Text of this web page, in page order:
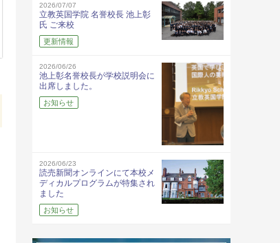
2026/07/07
立教英国学院 名誉校長 池上彰
氏 ご来校
更新情報
2026/06/26
池上彰名誉校長が学校説明会に
出席しました。
お知らせ
2026/06/23
読売新聞オンラインにて本校メ
ディカルプログラムが特集され
ました
お知らせ